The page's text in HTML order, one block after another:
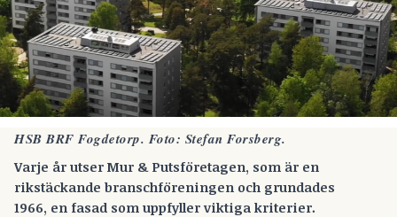
HSB BRF Fogdetorp. Foto: Stefan Forsberg.
Varje år utser Mur & Putsföretagen, som är en
rikstäckande branschföreningen och grundades
1966, en fasad som uppfyller viktiga kriterier.